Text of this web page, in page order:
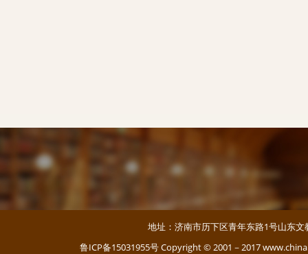
地址：济南市历下区青年东路1号山东
鲁ICP备15031955号Copyright © 2001－2017